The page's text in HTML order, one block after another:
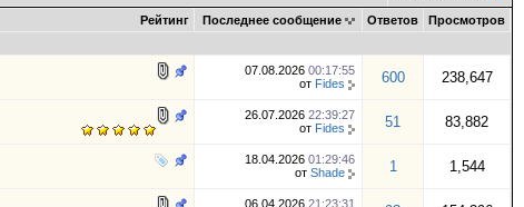
Рейтинг Последнее сообщение Ответов
Просмотров
07.08.2026 00:17:55
от Fides 600 238,647
26.07.2026 22:39:27
от Fides 51 83,882
18.04.2026 01:29:46
от Shade 1 1,544
06.04.2026 21:23:31